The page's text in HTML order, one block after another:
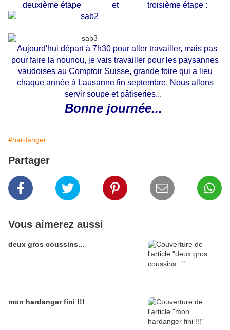
deuxième étape et
troisième étape :
Aujourd'hui départ à 7h30 pour aller travailler, mais pas
pour faire la nounou, je vais travailler pour les paysannes
vaudoises au Comptoir Suisse, grande foire qui a lieu
chaque année à Lausanne fin septembre. Nous allons
servir soupe et pâtiseries...
Bonne journée...
#hardanger
Partager
Vous aimerez aussi
deux gros coussins...
mon hardanger fini !!!